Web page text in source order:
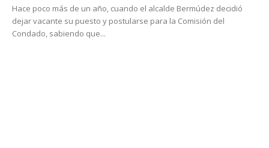
Hace poco más de un año, cuando el alcalde Bermúdez decidió
dejar vacante su puesto y postularse para la Comisión del
Condado, sabiendo que...